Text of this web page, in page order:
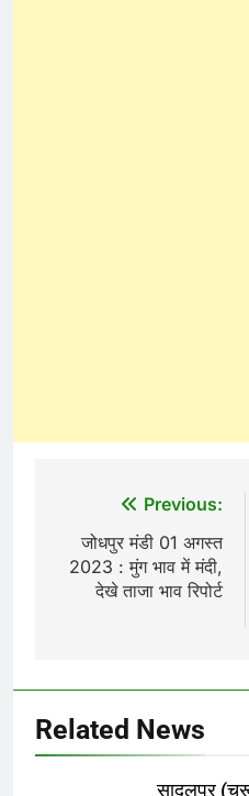
navigation
Previous:
जोधपुर मंडी 01 अगस्त
2023 : मुंग भाव में मंदी,
देखे ताजा भाव रिपोर्ट
Related News
सादुलपुर